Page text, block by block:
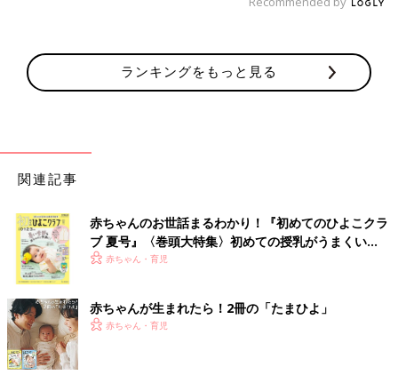
ランキングをもっと見る
関連記事
赤ちゃんのお世話まるわかり！『初めてのひよこクラ
ブ 夏号』〈巻頭大特集〉初めての授乳がうまくい
く！ おっぱい・ミルクの基本と夏のトラブル 解決テ
赤ちゃん・育児
赤ちゃんが生まれたら！2冊の「たまひよ」
赤ちゃん・育児